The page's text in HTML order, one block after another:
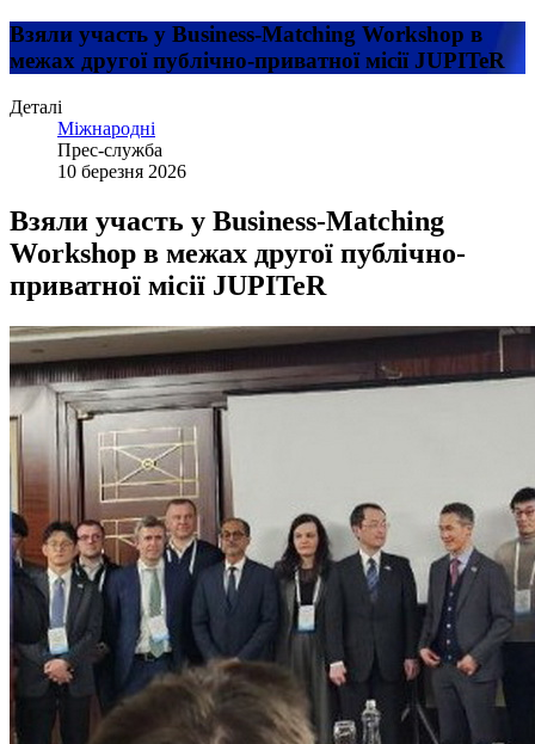
Взяли участь у Business-Matching Workshop в
межах другої публічно-приватної місії JUPITeR
Деталі
Міжнародні
Прес-служба
10 березня 2026
Взяли участь у Business-Matching
Workshop в межах другої публічно-
приватної місії JUPITeR